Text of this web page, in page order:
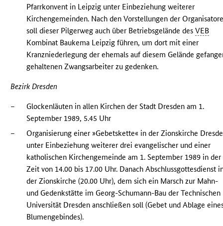
Pfarrkonvent in Leipzig unter Einbeziehung weiterer
Kirchengemeinden. Nach den Vorstellungen der
soll dieser Pilgerweg auch über Betriebsgelände desVEB
Kombinat Baukema Leipzig führen, um dort mit einer
Kranzniederlegung der ehemals auf diesem Gelände
gehaltenen Zwangsarbeiter zu gedenken.
Bezirk Dresden
–
Glockenläuten in allen Kirchen der Stadt Dresden am 1.
September 1989, 5.45 Uhr
–
Organisierung einer »Gebetskette« in der Zionskirche
unter Einbeziehung weiterer drei evangelischer und einer
katholischen Kirchengemeinde am 1. September 1989 in der
Zeit von 14.00 bis 17.00 Uhr. Danach Abschlussgottesdienst
der Zionskirche (20.00 Uhr), dem sich ein Marsch zur Mahn-
und Gedenkstätte im Georg-Schumann-Bau der Technischen
Universität Dresden anschließen soll (Gebet und Ablage
Blumengebindes).